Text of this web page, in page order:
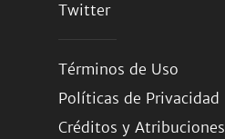
Twitter
Términos de Uso
Políticas de Privacidad
Créditos y Atribuciones